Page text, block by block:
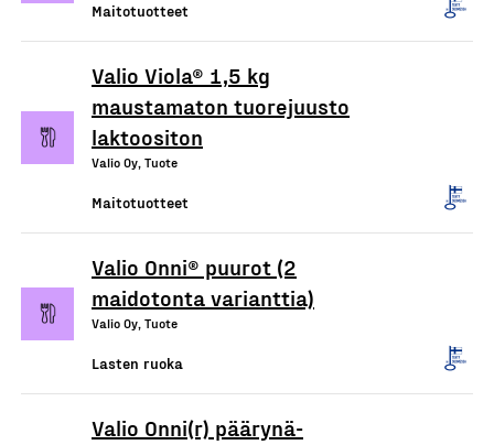
Maitotuotteet
Valio Viola® 1,5 kg
maustamaton tuorejuusto
laktoositon
Valio Oy, Tuote
Maitotuotteet
Valio Onni® puurot (2
maidotonta varianttia)
Valio Oy, Tuote
Lasten ruoka
Valio Onni(r) päärynä-